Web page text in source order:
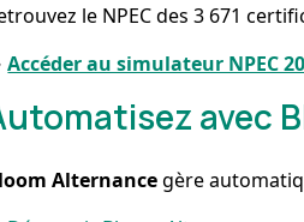
le NPEC des 3 671
Accéder au simulateur NPEC
avec
Alternancegère